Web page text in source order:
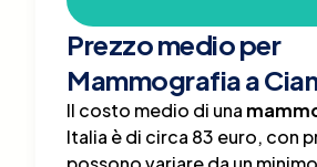
Prezzo medio per
Mammografia a
Il costo medio di una
Italia è di circa 83 euro, con